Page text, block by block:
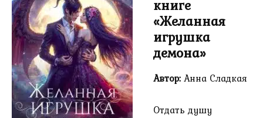
книге
«Желанная
игрушка
демона»
Автор:Анна Сладкая
Отдать душу